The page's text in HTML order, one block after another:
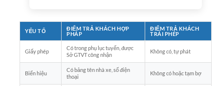
YẾU TỐ
ĐIỂM TRẢ KHÁCH HỢP
PHÁP
ĐIỂM TRẢ KHÁCH
TRÁI PHÉP
Giấy phép
Có trong phụ lục tuyến, được
Sở GTVT công nhận
Không có, tự phát
Biển hiệu
Có bảng tên nhà xe, số điện
thoại
Không có hoặc tạm bợ